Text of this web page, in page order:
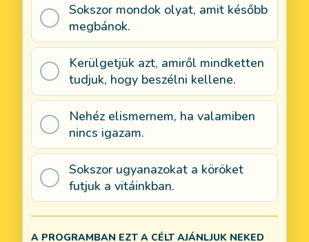
Sokszor mondok olyat, amit később
megbánok.
Kerülgetjük azt, amiről mindketten
tudjuk, hogy beszélni kellene.
Nehéz elismernem, ha valamiben
nincs igazam.
Sokszor ugyanazokat a köröket
futjuk a vitáinkban.
A PROGRAMBAN EZT A CÉLT AJÁNLJUK NEKED